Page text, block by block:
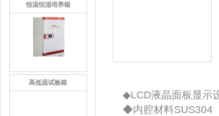
恒温恒湿培养箱
高低温试验箱
◆LCD液晶面板显示
◆内腔材料SUS304